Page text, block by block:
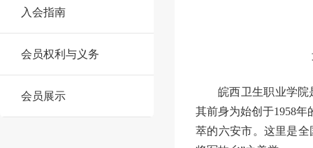
入会指南
会员权利与义务
会员展示
皖西卫生职业学院
其前身为始创于1958
萃的六安市。这里是